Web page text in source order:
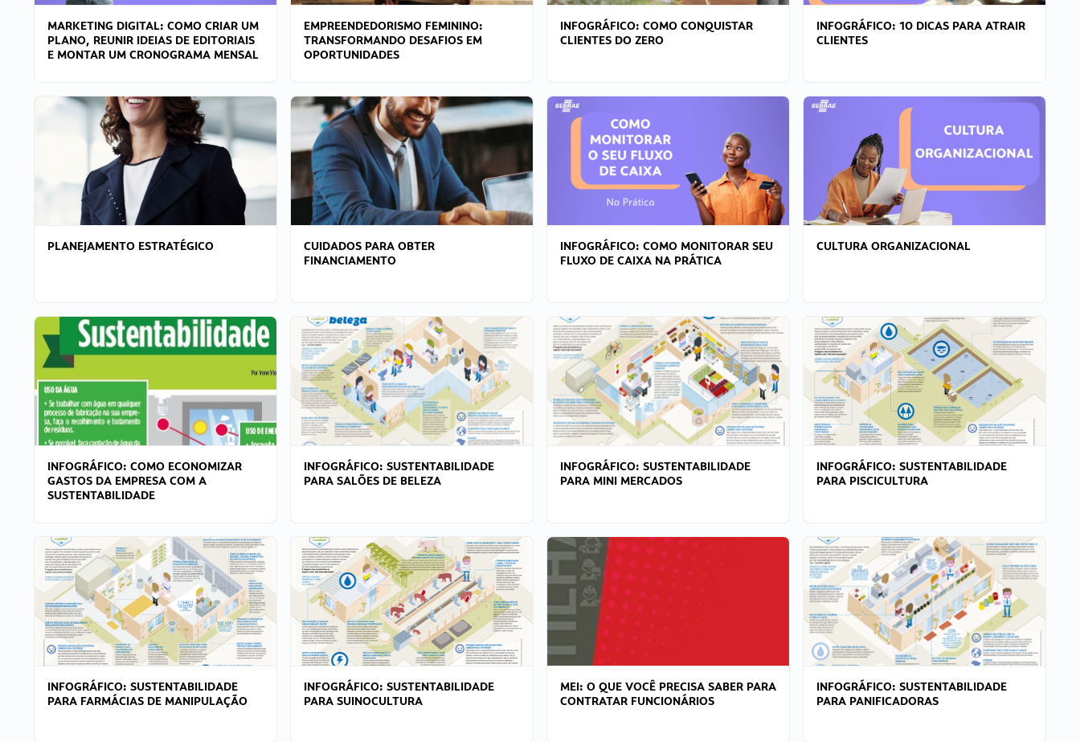
MARKETING DIGITAL: COMO CRIAR UM
PLANO, REUNIR IDEIAS DE EDITORIAIS
E MONTAR UM CRONOGRAMA MENSAL
EMPREENDEDORISMO FEMININO:
TRANSFORMANDO DESAFIOS EM
OPORTUNIDADES
INFOGRÁFICO: COMO CONQUISTAR
CLIENTES DO ZERO
INFOGRÁFICO: 10 DICAS PARA ATRAIR
CLIENTES
PLANEJAMENTO ESTRATÉGICO
CUIDADOS PARA OBTER
FINANCIAMENTO
INFOGRÁFICO: COMO MONITORAR SEU
FLUXO DE CAIXA NA PRÁTICA
CULTURA ORGANIZACIONAL
INFOGRÁFICO: COMO ECONOMIZAR
GASTOS DA EMPRESA COM A
SUSTENTABILIDADE
INFOGRÁFICO: SUSTENTABILIDADE
PARA SALÕES DE BELEZA
INFOGRÁFICO: SUSTENTABILIDADE
PARA MINI MERCADOS
INFOGRÁFICO: SUSTENTABILIDADE
PARA PISCICULTURA
INFOGRÁFICO: SUSTENTABILIDADE
PARA FARMÁCIAS DE MANIPULAÇÃO
INFOGRÁFICO: SUSTENTABILIDADE
PARA SUINOCULTURA
MEI: O QUE VOCÊ PRECISA SABER PARA
CONTRATAR FUNCIONÁRIOS
INFOGRÁFICO: SUSTENTABILIDADE
PARA PANIFICADORAS